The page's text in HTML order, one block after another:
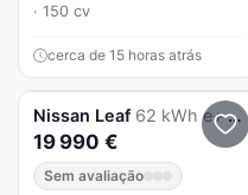
· 150 cv
cerca de 15 horas atrás
Nissan Leaf 62 kWh e+ Tekna
19 990 €
Sem avaliação